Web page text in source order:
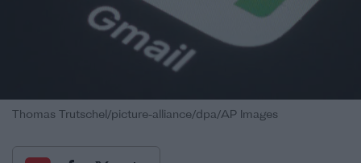
Thomas Trutschel/picture-alliance/dpa/AP Images